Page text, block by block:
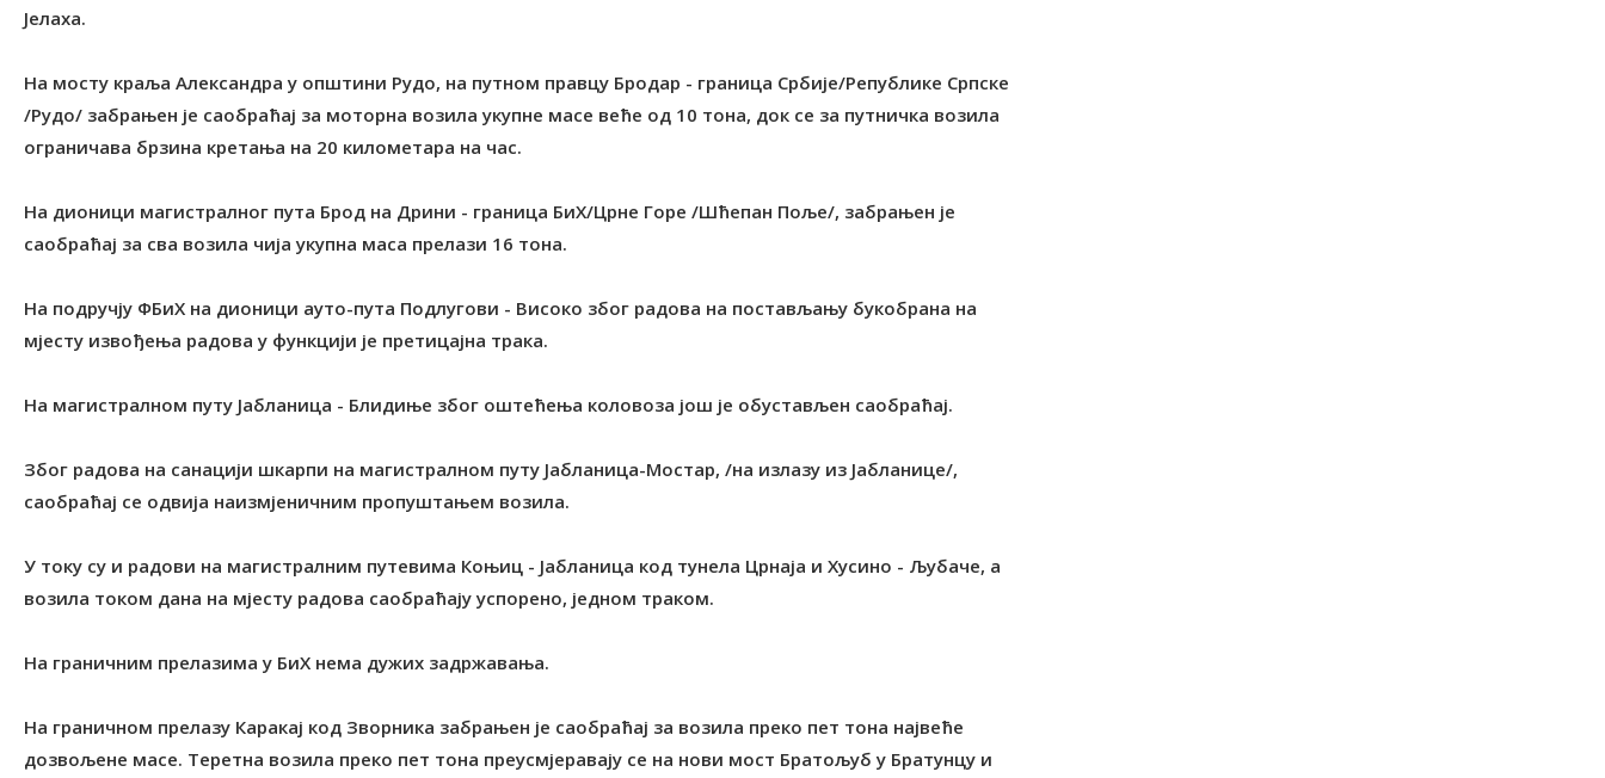
Јелаха.
На мосту краља Александра у општини Рудо, на путном правцу Бродар - граница Србије/Републике Српске
/Рудо/ забрањен је саобраћај за моторна возила укупне масе веће од 10 тона, док се за путничка возила
ограничава брзина кретања на 20 километара на час.
На дионици магистралног пута Брод на Дрини - граница БиХ/Црне Горе /Шћепан Поље/, забрањен је
саобраћај за сва возила чија укупна маса прелази 16 тона.
На подручју ФБиХ на дионици ауто-пута Подлугови - Високо због радова на постављању букобрана на
мјесту извођења радова у функцији је претицајна трака.
На магистралном путу Јабланица - Блидиње због оштећења коловоза још је обустављен саобраћај.
Због радова на санацији шкарпи на магистралном путу Јабланица-Мостар, /на излазу из Јабланице/,
саобраћај се одвија наизмјеничним пропуштањем возила.
У току су и радови на магистралним путевима Коњиц - Јабланица код тунела Црнаја и Хусино - Љубаче, а
возила током дана на мјесту радова саобраћају успорено, једном траком.
На граничним прелазима у БиХ нема дужих задржавања.
На граничном прелазу Каракај код Зворника забрањен је саобраћај за возила преко пет тона највеће
дозвољене масе. Tеретна возила преко пет тона преусмјеравају се на нови мост Братољуб у Братунцу и